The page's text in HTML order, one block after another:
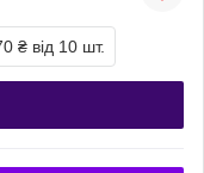
₴ від 10 шт.